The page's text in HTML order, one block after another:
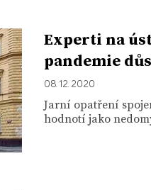
Experti na
pandemie
08. 12. 2020
Jarní opatření
hodnotí jako